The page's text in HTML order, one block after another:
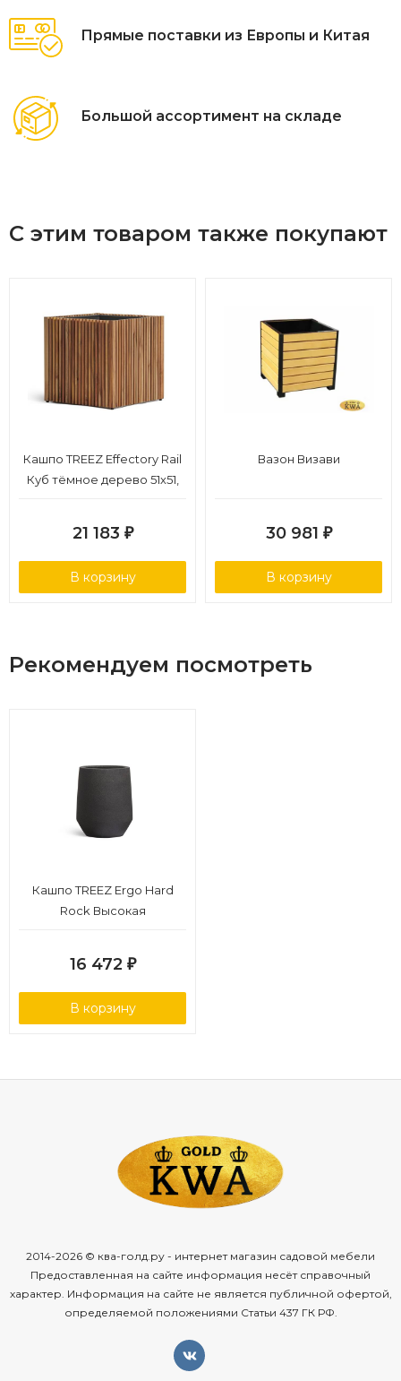
Прямые поставки из Европы и Китая
Большой ассортимент на складе
С этим товаром также покупают
Кашпо TREEZ Effectory Rail
Куб тёмное дерево 51х51,
21 183 ₽
В корзину
Вазон Визави
30 981 ₽
В корзину
Рекомендуем посмотреть
Кашпо TREEZ Ergo Hard
Rock Высокая
16 472 ₽
В корзину
2014-2026 © ква-голд.ру - интернет магазин садовой мебели
Предоставленная на сайте информация несёт справочный
характер. Информация на сайте не является публичной офертой,
определяемой положениями Статьи 437 ГК РФ.